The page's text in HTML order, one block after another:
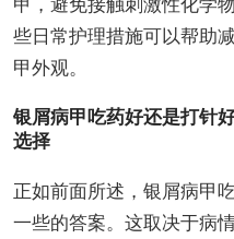
甲，避免接触刺激性化学
些日常护理措施可以帮助
甲外观。
银屑病甲吃药好还是打针
选择
正如前面所述，银屑病甲
一些的答案。这取决于病